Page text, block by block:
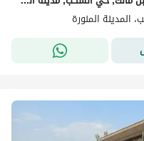
المنورة